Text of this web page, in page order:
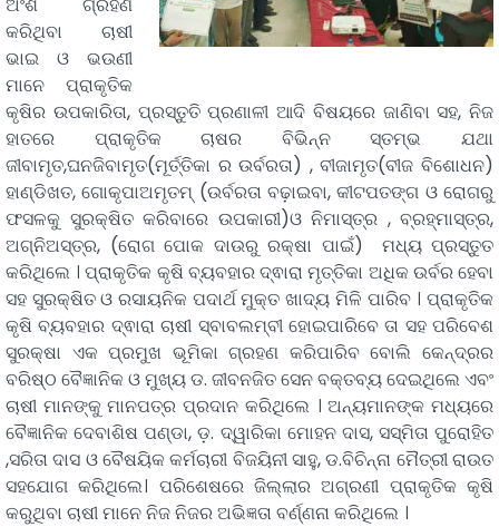
କରିଥିବା ଚାଷୀ
ଭାଇ ଓ ଭଉଣୀ
ମାନେ ପ୍ରାକୃତିକ
କୃଷିର ଉପକାରିତା, ପ୍ରସ୍ତୁତି ପ୍ରଣାଳୀ ଆଦି ବିଷୟରେ ଜାଣିବା ସହ, ନିଜ
ହାତରେ ପ୍ରାକୃତିକ ଚାଷର ବିଭିନ୍ନ ସ୍ତମ୍ଭ ଯଥା
ଜୀବାମୃତ,ଘନଜିବାମୃତ(ମୂର୍ତ୍ତିକା ର ଉର୍ବରତା) , ବୀଜାମୃତ(ବୀଜ ବିଶୋଧନ)
ହାଣ୍ଡିଖତ, ଗୋକୃପାଅମୃତମ୍ (ଉର୍ବରତା ବଢ଼ାଇବା, କୀଟପତଙ୍ଗ ଓ ରୋଗରୁ
ଫସଳକୁ ସୁରକ୍ଷିତ କରିବାରେ ଉପକାରୀ)ଓ ନିମାସ୍ତ୍ର , ବ୍ରହ୍ମାସ୍ତ୍ର,
ଅଗ୍ନିଅସ୍ତ୍ର, (ରୋଗ ପୋକ ଦାଉରୁ ରକ୍ଷା ପାଇଁ) ମଧ୍ୟ ପ୍ରସ୍ତୁତ
କରିଥିଲେ । ପ୍ରାକୃତିକ କୃଷି ବ୍ୟବହାର ଦ୍ଵାରା ମୃତ୍ତିକା ଅଧିକ ଉର୍ବର ହେବା
ସହ ସୁରକ୍ଷିତ ଓ ରସାୟନିକ ପଦାର୍ଥ ମୁକ୍ତ ଖାଦ୍ୟ ମିଳି ପାରିବ । ପ୍ରାକୃତିକ
କୃଷି ବ୍ୟବହାର ଦ୍ଵାରା ଚାଷୀ ସ୍ବାବଲମ୍ବୀ ହୋଇପାରିବେ ତା ସହ ପରିବେଶ
ସୁରକ୍ଷା ଏକ ପ୍ରମୁଖ ଭୂମିକା ଗ୍ରହଣ କରିପାରିବ ବୋଲି କେନ୍ଦ୍ରର
ବରିଷ୍ଠ ବୈଜ୍ଞାନିକ ଓ ମୁଖ୍ୟ ଡ. ଜୀବନଜିତ ସେନ ବକ୍ତବ୍ୟ ଦେଇଥିଲେ ଏବଂ
ଚାଷୀ ମାନଙ୍କୁ ମାନପତ୍ର ପ୍ରଦାନ କରିଥିଲେ । ଅନ୍ୟମାନଙ୍କ ମଧ୍ୟରେ
ବୈଜ୍ଞାନିକ ଦେବାଶିଷ ପଣ୍ଡା, ଡ଼. ଦ୍ୱାରିକା ମୋହନ ଦାସ, ସସ୍ମିତା ପୁରୋହିତ
,ସରିତା ଦାସ ଓ ବୈଷୟିକ କର୍ମଚାରୀ ବିଜୟିନୀ ସାହୁ, ଡ.ବିଚିନ୍ନା ମୈତ୍ରୀ ରାଉତ
ସହଯୋଗ କରିଥିଲେ। ପରିଶେଷରେ ଜିଲ୍ଲାର ଅଗ୍ରଣୀ ପ୍ରାକୃତିକ କୃଷି
କରୁଥିବା ଚାଷୀ ମାନେ ନିଜ ନିଜର ଅଭିଜ୍ଞତା ବର୍ଣ୍ଣନା କରିଥିଲେ ।